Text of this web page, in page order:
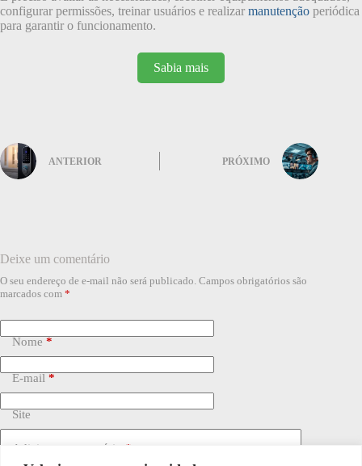
configurar permissões, treinar usuários e realizar manutenção periódica
para garantir o funcionamento.
Sabia mais
ANTERIOR PRÓXIMO
Deixe um comentário
O seu endereço de e-mail não será publicado. Campos obrigatórios são
marcados com *
Nome *
E-mail *
Site
Adicionar comentário *